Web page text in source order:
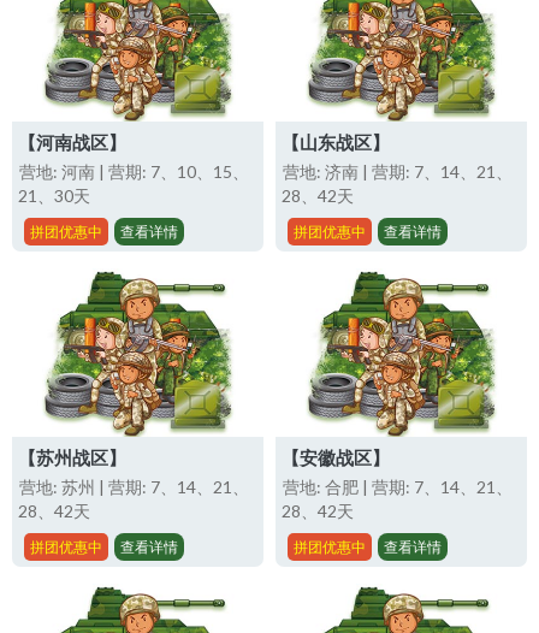
【河南战区】
营地: 河南 | 营期: 7、10、15、
21、30天
拼团优惠中 查看详情
【山东战区】
营地: 济南 | 营期: 7、14、21、
28、42天
拼团优惠中 查看详情
【苏州战区】
营地: 苏州 | 营期: 7、14、21、
28、42天
拼团优惠中 查看详情
【安徽战区】
营地: 合肥 | 营期: 7、14、21、
28、42天
拼团优惠中 查看详情